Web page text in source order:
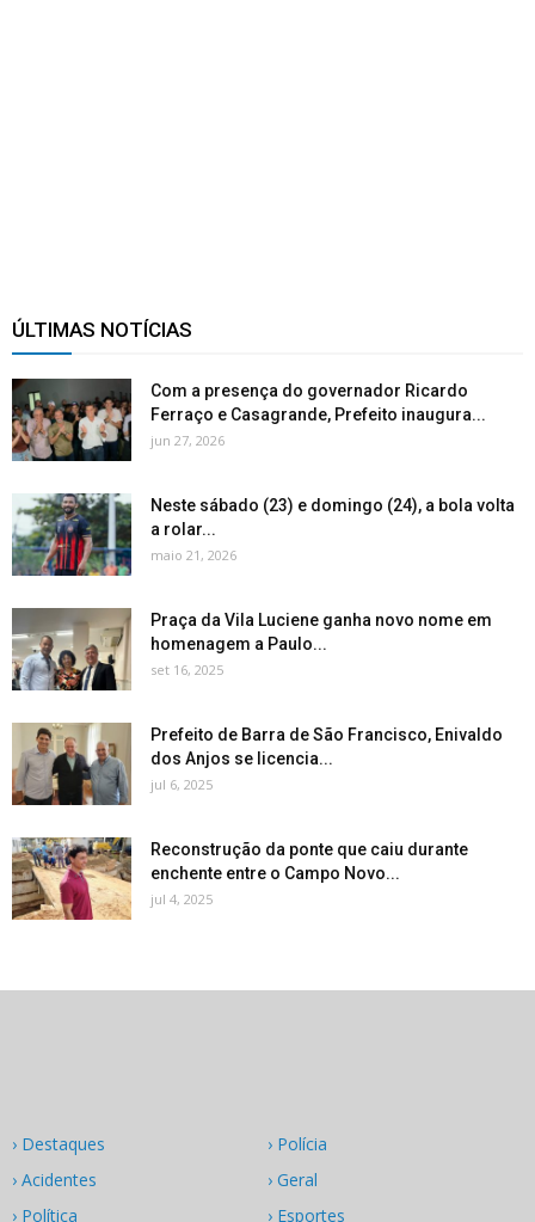
ÚLTIMAS NOTÍCIAS
Com a presença do governador Ricardo
Ferraço e Casagrande, Prefeito inaugura...
jun 27, 2026
Neste sábado (23) e domingo (24), a bola volta
a rolar...
maio 21, 2026
Praça da Vila Luciene ganha novo nome em
homenagem a Paulo...
set 16, 2025
Prefeito de Barra de São Francisco, Enivaldo
dos Anjos se licencia...
jul 6, 2025
Reconstrução da ponte que caiu durante
enchente entre o Campo Novo...
jul 4, 2025
› Destaques
› Acidentes
› Política
› Polícia
› Geral
› Esportes